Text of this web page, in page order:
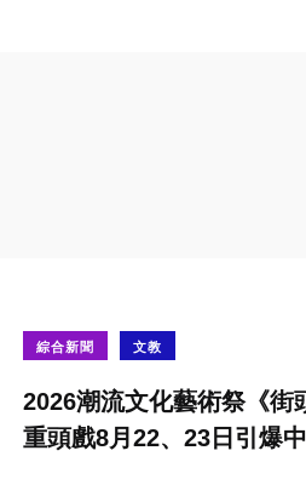
綜合新聞 文教
2026潮流文化藝術祭《街
重頭戲8月22、23日引爆